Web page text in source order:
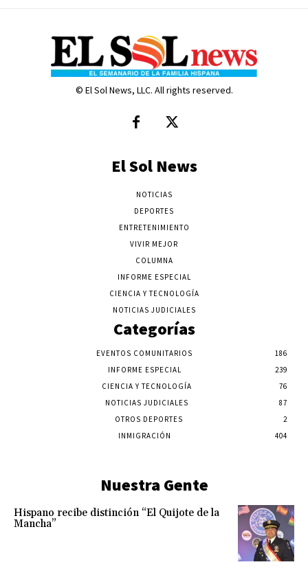
© El Sol News, LLC. All rights reserved.
El Sol News
NOTICIAS
DEPORTES
ENTRETENIMIENTO
VIVIR MEJOR
COLUMNA
INFORME ESPECIAL
CIENCIA Y TECNOLOGÍA
NOTICIAS JUDICIALES
Categorías
EVENTOS COMUNITARIOS
186
INFORME ESPECIAL
239
CIENCIA Y TECNOLOGÍA
76
NOTICIAS JUDICIALES
87
OTROS DEPORTES
2
INMIGRACIÓN
404
Nuestra Gente
Hispano recibe distinción “El Quijote de la
Mancha”